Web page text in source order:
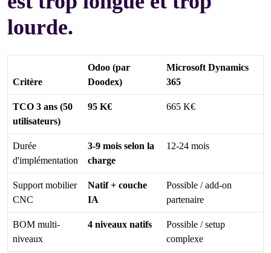
lourde.
Critère
Odoo (par
Doodex)
Microsoft Dynamics
365
TCO 3 ans (50
utilisateurs)
95 K€ 665 K€
Durée
d'implémentation
3-9 mois selon la
charge
12-24 mois
Support mobilier
CNC
Natif + couche
IA
Possible / add-on
partenaire
BOM multi-
niveaux
4 niveaux natifs
Possible / setup
complexe